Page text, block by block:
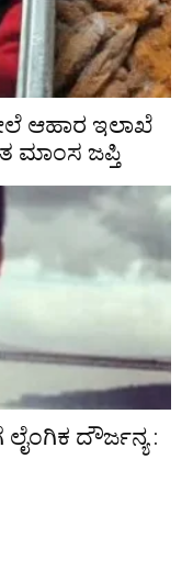
ಆಹಾರ ಇಲಾಖೆ
ಮಾಂಸ ಜಪ್ತಿ
ದೌರ್ಜನ್ಯ :